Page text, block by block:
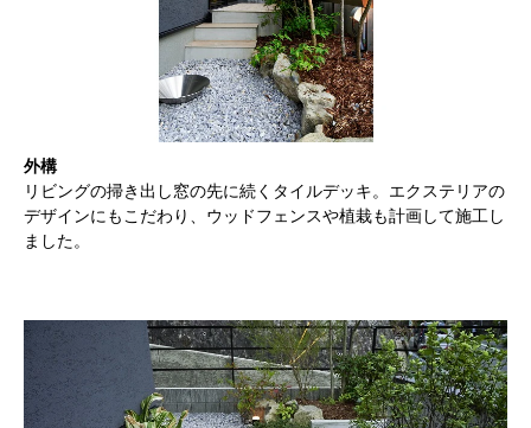
外構
リビングの掃き出し窓の先に続くタイルデッキ。エクステリアの
デザインにもこだわり、ウッドフェンスや植栽も計画して施工し
ました。